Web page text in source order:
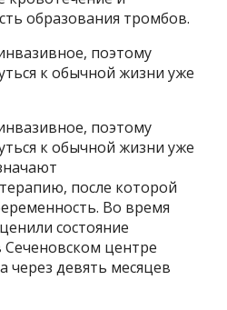
образования тромбов.
поэтому
к обычной жизни уже
поэтому
к обычной жизни уже
после которой
Во время
состояние
центре
через девять месяцев